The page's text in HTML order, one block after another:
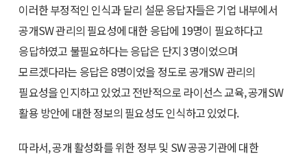
이러한 부정적인 인식과 달리 설문 응답자들은 기업 내부에서
공개SW 관리의 필요성에 대한 응답에 19명이 필요하다고
응답하였고 불필요하다는 응답은 단지 3명이었으며
모르겠다라는 응답은 8명이었을 정도로 공개SW 관리의
필요성을 인지하고 있었고 전반적으로 라이선스 교육, 공개SW
활용 방안에 대한 정보의 필요성도 인식하고 있었다.
따라서, 공개 활성화를 위한 정부 및 SW 공공기관에 대한